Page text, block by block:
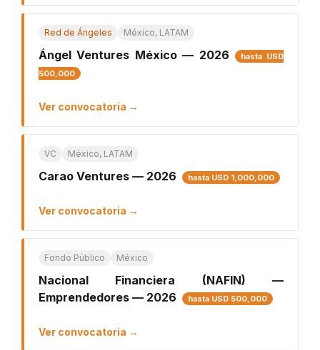
Red de Ángeles México, LATAM
Ángel Ventures México — 2026
hasta USD
500,000
Ver convocatoria →
VC México, LATAM
Carao Ventures — 2026 hasta USD 1,000,000
Ver convocatoria →
Fondo Público México
Nacional Financiera (NAFIN) —
Emprendedores — 2026
hasta USD 500,000
Ver convocatoria →